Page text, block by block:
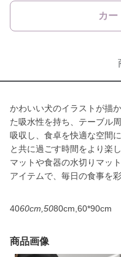
カー
かわいい犬のイラストが描
た吸水性を持ち、テーブル
吸収し、食卓を快適な空間
と共に過ごす時間をより楽
マットや食器の水切りマッ
アイテムで、毎日の食事を彩
4060cm,5080cm,60*90cm
商品画像